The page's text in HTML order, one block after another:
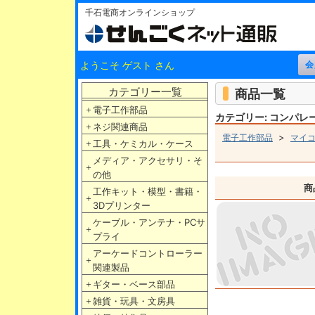
千石電商オンラインショップ
ようこそ ゲスト さん
カテゴリー一覧
＋ 電子工作部品
＋ ネジ関連商品
＋ 工具・ケミカル・ケース
＋
メディア・アクセサリ・そ
の他
＋
工作キット・模型・書籍・
3Dプリンター
＋
ケーブル・アンテナ・PCサ
プライ
＋
アーケードコントローラー
関連製品
＋ ギター・ベース部品
＋ 雑貨・玩具・文房具
商品一覧
カテゴリー: コンパレ
電子工作部品 > マイ
商